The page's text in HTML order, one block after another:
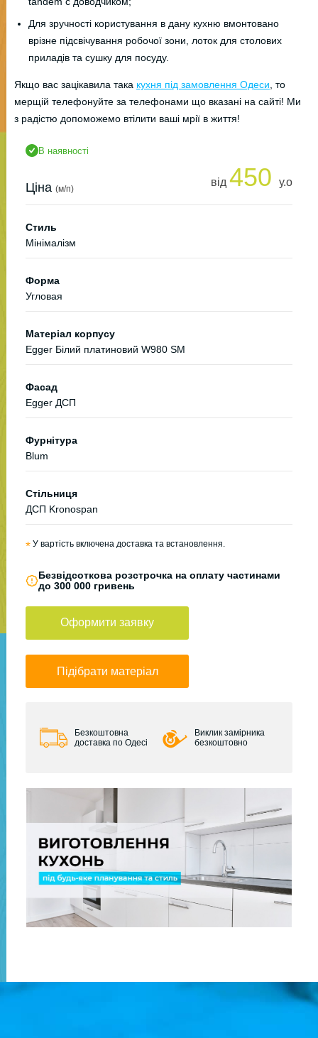
Для зручності користування в дану кухню вмонтовано
врізне підсвічування робочої зони, лоток для столових
приладів та сушку для посуду.
Якщо вас зацікавила така кухня під замовлення Одеси , то
мерщій телефонуйте за телефонами що вказані на сайті! Ми
з радістю допоможемо втілити ваші мрії в життя!
В наявності
Ціна (м/п)
від 450 у.о
Стиль
Мінімалізм
Форма
Угловая
Матеріал корпусу
Egger Білий платиновий W980 SM
Фасад
Egger ДСП
Фурнітура
Blum
Стільниця
ДСП Kronospan
* У вартість включена доставка та встановлення.
Безвідсоткова розстрочка на оплату частинами
до 300 000 гривень
Оформити заявку
Підібрати матеріал
Безкоштовна
доставка по Одесі
Виклик замірника
безкоштовно